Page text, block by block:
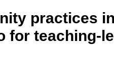
practices
for teaching-